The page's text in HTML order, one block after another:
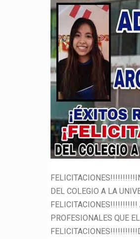
DEL COLEGIO A LA
FELICITACIONES!!!!!!!!!!!
PROFESIONALES QUE